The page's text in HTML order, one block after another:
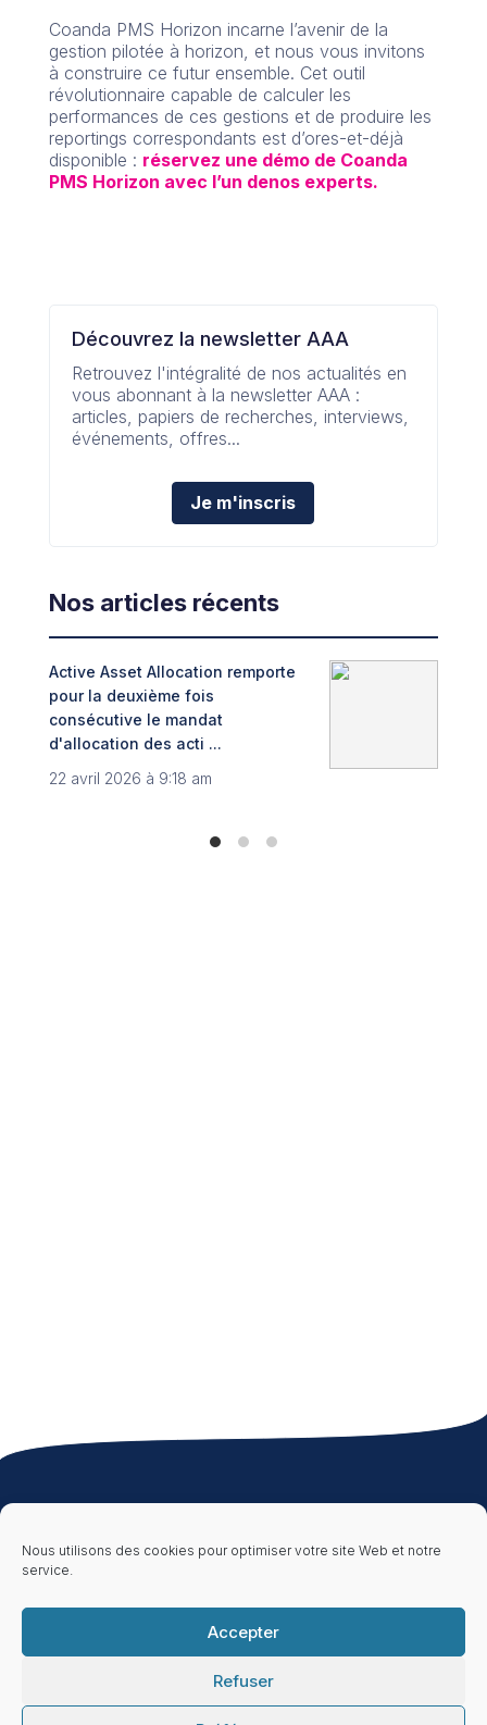
Nous utilisons des cookies pour optimiser votre site Web et notre
service.
Accepter
Refuser
Coanda PMS Horizon incarne l’avenir de la
gestion pilotée à horizon, et nous vous invitons
à construire ce futur ensemble. Cet outil
révolutionnaire capable de calculer les
performances de ces gestions et de produire les
reportings correspondants est d’ores-et-déjà
disponible : réservez une démo de Coanda
PMS Horizon avec l’un denos experts.
Découvrez la newsletter AAA
Retrouvez l'intégralité de nos actualités en
vous abonnant à la newsletter AAA :
articles, papiers de recherches, interviews,
événements, offres...
Je m'inscris
Nos articles récents
Active Asset Allocation remporte
pour la deuxième fois
consécutive le mandat
d'allocation des acti ...
22 avril 2026 à 9:18 am
?
Nos clients &
Nous rejoindre
Brochures
questions (FAQ)
Document